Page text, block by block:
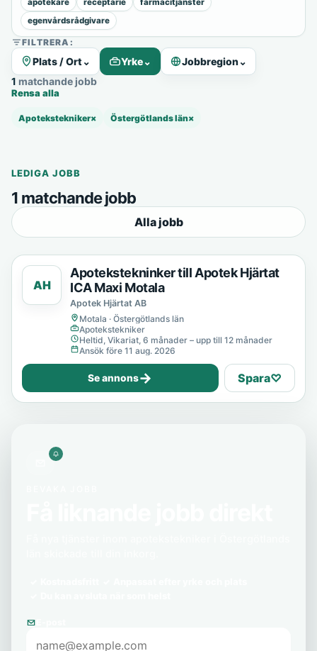
egenvårdsrådgivare
FILTRERA:
Plats / Ort ⌄ Yrke⌄ Jobbregion⌄
1 matchande jobb
Rensa alla
Apotekstekniker× Östergötlands län×
LEDIGA JOBB
1 matchande jobb
Alla jobb
AH
Apotekstekninker till Apotek Hjärtat
ICA Maxi Motala
Apotek Hjärtat AB
Motala · Östergötlands län
Apotekstekniker
Heltid, Vikariat, 6 månader – upp till 12 månader
Ansök före 11 aug. 2026
Se annons→ Spara♡